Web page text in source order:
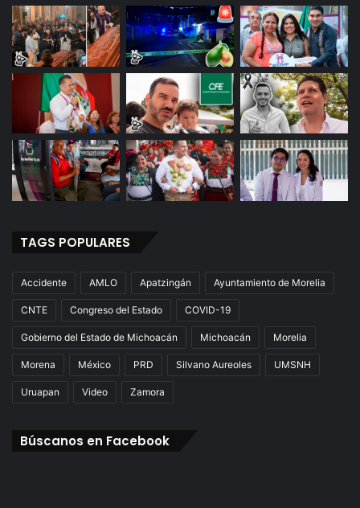
TAGS POPULARES
Accidente AMLO Apatzingán Ayuntamiento de Morelia
CNTE Congreso del Estado COVID-19
Gobierno del Estado de Michoacán Michoacán Morelia
Morena México PRD Silvano Aureoles UMSNH
Uruapan Video Zamora
Búscanos en Facebook